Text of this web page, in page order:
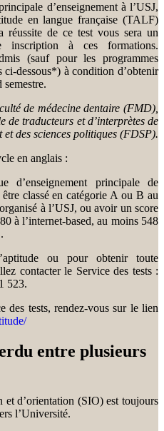
d’enseignement à l’USJ,
en langue française (TALF)
de ce test vous sera un
inscription à ces formations.
(sauf pour les programmes
ci-dessous*) à condition d’obtenir
de médecine dentaire (FMD),
traducteurs et d’interprètes de
des sciences politiques (FDSP).
en anglais :
d’enseignement principale de
classé en catégorie A ou B au
à l’USJ, ou avoir un score
à l’internet-based, au moins 548
ou pour obtenir toute
contacter le Service des tests :
523.
des tests, rendez-vous sur le lien
entre plusieurs
d’orientation (SIO) est toujours
l’Université.